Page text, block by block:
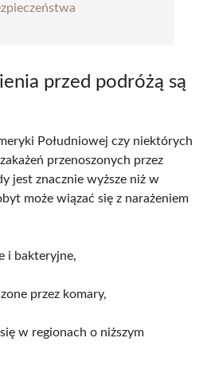
przed podróżą są
Południowej czy niektórych
przenoszonych przez
jest znacznie wyższe niż w
może wiązać się z narażeniem
i bakteryjne,
przez komary,
w regionach o niższym